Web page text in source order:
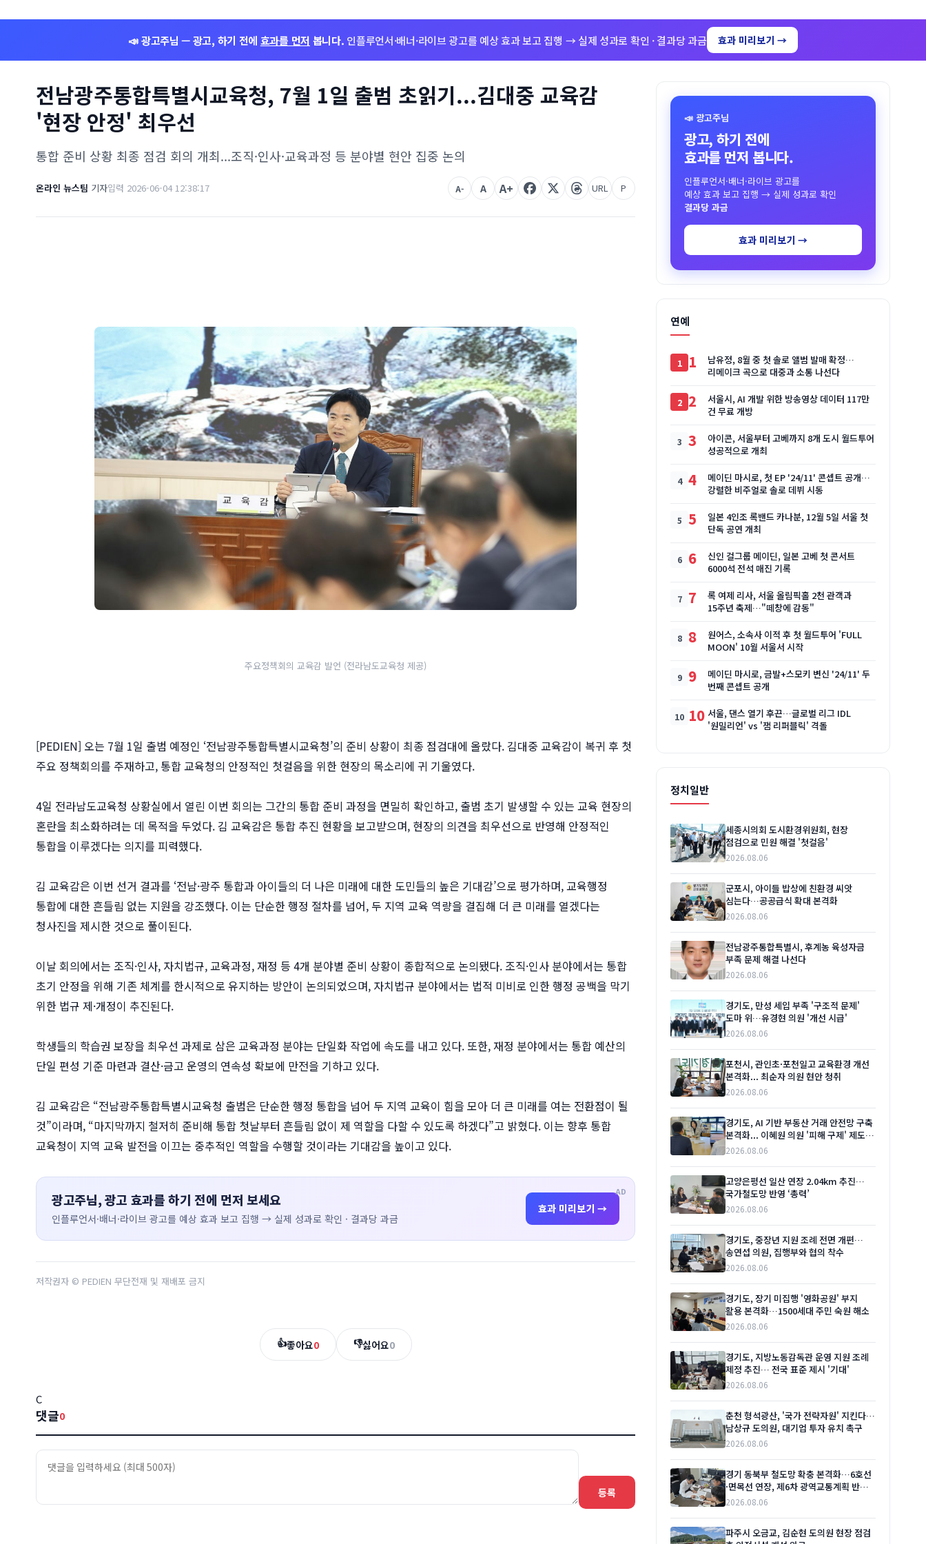
📣 광고주님 — 광고, 하기 전에 효과를 먼저 봅니다. 인플루언서·배너·라이브 광고를 예상 효과 보고 집행 → 실제 성과로 확인 · 결과당 과금 효과 미리보기 →
전남광주통합특별시교육청, 7월 1일 출범 초읽기...김대중 교육감
'현장 안정' 최우선
통합 준비 상황 최종 점검 회의 개최...조직·인사·교육과정 등 분야별 현안 집중 논의
온라인 뉴스팀 기자입력 2026-06-04 12:38:17 A- A A+ URL P
주요정책회의 교육감 발언 (전라남도교육청 제공)
[PEDIEN] 오는 7월 1일 출범 예정인 ‘전남광주통합특별시교육청’의 준비 상황이 최종 점검대에 올랐다. 김대중 교육감이 복귀 후 첫
주요 정책회의를 주재하고, 통합 교육청의 안정적인 첫걸음을 위한 현장의 목소리에 귀 기울였다.
4일 전라남도교육청 상황실에서 열린 이번 회의는 그간의 통합 준비 과정을 면밀히 확인하고, 출범 초기 발생할 수 있는 교육 현장의
혼란을 최소화하려는 데 목적을 두었다. 김 교육감은 통합 추진 현황을 보고받으며, 현장의 의견을 최우선으로 반영해 안정적인
통합을 이루겠다는 의지를 피력했다.
김 교육감은 이번 선거 결과를 ‘전남·광주 통합과 아이들의 더 나은 미래에 대한 도민들의 높은 기대감’으로 평가하며, 교육행정
통합에 대한 흔들림 없는 지원을 강조했다. 이는 단순한 행정 절차를 넘어, 두 지역 교육 역량을 결집해 더 큰 미래를 열겠다는
청사진을 제시한 것으로 풀이된다.
이날 회의에서는 조직·인사, 자치법규, 교육과정, 재정 등 4개 분야별 준비 상황이 종합적으로 논의됐다. 조직·인사 분야에서는 통합
초기 안정을 위해 기존 체계를 한시적으로 유지하는 방안이 논의되었으며, 자치법규 분야에서는 법적 미비로 인한 행정 공백을 막기
위한 법규 제·개정이 추진된다.
학생들의 학습권 보장을 최우선 과제로 삼은 교육과정 분야는 단일화 작업에 속도를 내고 있다. 또한, 재정 분야에서는 통합 예산의
단일 편성 기준 마련과 결산·금고 운영의 연속성 확보에 만전을 기하고 있다.
김 교육감은 “전남광주통합특별시교육청 출범은 단순한 행정 통합을 넘어 두 지역 교육이 힘을 모아 더 큰 미래를 여는 전환점이 될
것”이라며, “마지막까지 철저히 준비해 통합 첫날부터 흔들림 없이 제 역할을 다할 수 있도록 하겠다”고 밝혔다. 이는 향후 통합
교육청이 지역 교육 발전을 이끄는 중추적인 역할을 수행할 것이라는 기대감을 높이고 있다.
AD
광고주님, 광고 효과를 하기 전에 먼저 보세요
인플루언서·배너·라이브 광고를 예상 효과 보고 집행 → 실제 성과로 확인 · 결과당 과금
효과 미리보기 →
저작권자 © PEDIEN 무단전재 및 재배포 금지
👍좋아요0 👎싫어요0
C
댓글0
등록
📣 광고주님
광고, 하기 전에
효과를 먼저 봅니다.
인플루언서·배너·라이브 광고를
예상 효과 보고 집행 → 실제 성과로 확인
결과당 과금
효과 미리보기 →
연예
1
남유정, 8월 중 첫 솔로 앨범 발매 확정…
리메이크 곡으로 대중과 소통 나선다
2
서울시, AI 개발 위한 방송영상 데이터 117만
건 무료 개방
3
아이콘, 서울부터 고베까지 8개 도시 월드투어
성공적으로 개최
4
메이딘 마시로, 첫 EP '24/11' 콘셉트 공개…
강렬한 비주얼로 솔로 데뷔 시동
5
일본 4인조 록밴드 카나분, 12월 5일 서울 첫
단독 공연 개최
6
신인 걸그룹 메이딘, 일본 고베 첫 콘서트
6000석 전석 매진 기록
7
록 여제 리사, 서울 올림픽홀 2천 관객과
15주년 축제…"떼창에 감동"
8
원어스, 소속사 이적 후 첫 월드투어 'FULL
MOON' 10월 서울서 시작
9
메이딘 마시로, 금발+스모키 변신 '24/11' 두
번째 콘셉트 공개
10 서울, 댄스 열기 후끈…글로벌 리그 IDL
'원밀리언' vs '잼 리퍼블릭' 격돌
정치일반
세종시의회 도시환경위원회, 현장
점검으로 민원 해결 '첫걸음'
2026.08.06
군포시, 아이들 밥상에 친환경 씨앗
심는다…공공급식 확대 본격화
2026.08.06
전남광주통합특별시, 후계농 육성자금
부족 문제 해결 나선다
2026.08.06
경기도, 만성 세입 부족 '구조적 문제'
도마 위…유경현 의원 '개선 시급'
2026.08.06
포천시, 관인초·포천일고 교육환경 개선
본격화... 최순자 의원 현안 청취
2026.08.06
경기도, AI 기반 부동산 거래 안전망 구축
본격화... 이혜원 의원 '피해 구제' 제도
보완 주문
2026.08.06
고양은평선 일산 연장 2.04km 추진…
국가철도망 반영 ‘총력’
2026.08.06
경기도, 중장년 지원 조례 전면 개편…
송연섭 의원, 집행부와 협의 착수
2026.08.06
경기도, 장기 미집행 '영화공원' 부지
활용 본격화…1500세대 주민 숙원 해소
2026.08.06
경기도, 지방노동감독관 운영 지원 조례
제정 추진… 전국 표준 제시 '기대'
2026.08.06
춘천 형석광산, '국가 전략자원' 지킨다…
남상규 도의원, 대기업 투자 유치 촉구
2026.08.06
경기 동북부 철도망 확충 본격화…6호선
·면목선 연장, 제6차 광역교통계획 반영
시급
2026.08.06
파주시 오금교, 김순현 도의원 현장 점검